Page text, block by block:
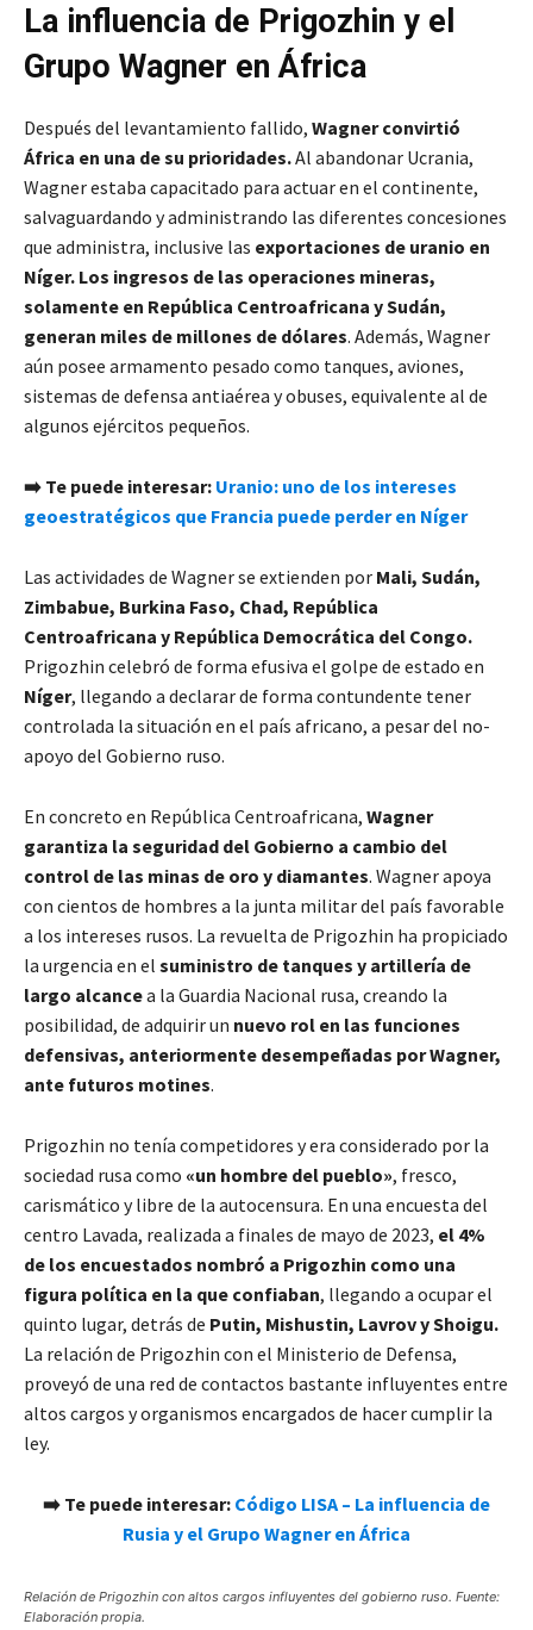
La influencia de Prigozhin y el
Grupo Wagner en África
Después del levantamiento fallido, Wagner convirtió
África en una de su prioridades.Al abandonar Ucrania,
Wagner estaba capacitado para actuar en el continente,
salvaguardando y administrando las diferentes concesiones
que administra, inclusive las exportaciones de uranio en
Níger. Los ingresos de las operaciones mineras,
solamente en República Centroafricana y Sudán,
generan miles de millones de dólares. Además, Wagner
aún posee armamento pesado como tanques, aviones,
sistemas de defensa antiaérea y obuses, equivalente al de
algunos ejércitos pequeños.
➡️ Te puede interesar: Uranio: uno de los intereses
geoestratégicos que Francia puede perder en Níger
Las actividades de Wagner se extienden por Mali, Sudán,
Zimbabue, Burkina Faso, Chad, República
Centroafricana y República Democrática del Congo.
Prigozhin celebró de forma efusiva el golpe de estado en
Níger, llegando a declarar de forma contundente tener
controlada la situación en el país africano, a pesar del no-
apoyo del Gobierno ruso.
En concreto en República Centroafricana, Wagner
garantiza la seguridad del Gobierno a cambio del
control de las minas de oro y diamantes. Wagner apoya
con cientos de hombres a la junta militar del país favorable
a los intereses rusos. La revuelta de Prigozhin ha propiciado
la urgencia en el suministro de tanques y artillería de
largo alcancea la Guardia Nacional rusa, creando la
posibilidad, de adquirir un nuevo rol en las funciones
defensivas, anteriormente desempeñadas por Wagner,
ante futuros motines.
Prigozhin no tenía competidores y era considerado por la
sociedad rusa como «un hombre del pueblo», fresco,
carismático y libre de la autocensura. En una encuesta del
centro Lavada, realizada a finales de mayo de 2023, el 4%
de los encuestados nombró a Prigozhin como una
figura política en la que confiaban, llegando a ocupar el
quinto lugar, detrás de Putin, Mishustin, Lavrov y Shoigu.
La relación de Prigozhin con el Ministerio de Defensa,
proveyó de una red de contactos bastante influyentes entre
altos cargos y organismos encargados de hacer cumplir la
ley.
➡️ Te puede interesar: Código LISA – La influencia de
Rusia y el Grupo Wagner en África
Relación de Prigozhin con altos cargos influyentes del gobierno ruso. Fuente:
Elaboración propia.